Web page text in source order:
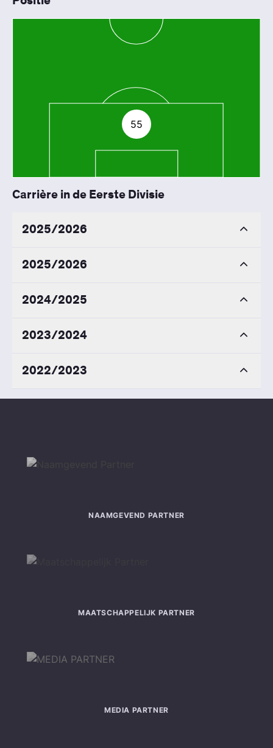
55
Carrière in de Eerste Divisie
2025/2026
2025/2026
2024/2025
2023/2024
2022/2023
NAAMGEVEND PARTNER
MAATSCHAPPELIJK PARTNER
MEDIA PARTNER